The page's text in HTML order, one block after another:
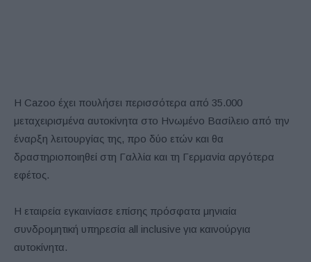
Η Cazoo έχει πουλήσει περισσότερα από 35.000
μεταχειρισμένα αυτοκίνητα στο Ηνωμένο Βασίλειο από την
έναρξη λειτουργίας της, προ δύο ετών και θα
δραστηριοποιηθεί στη Γαλλία και τη Γερμανία αργότερα
εφέτος.
Η εταιρεία εγκαινίασε επίσης πρόσφατα μηνιαία
συνδρομητική υπηρεσία all inclusive για καινούργια
αυτοκίνητα.